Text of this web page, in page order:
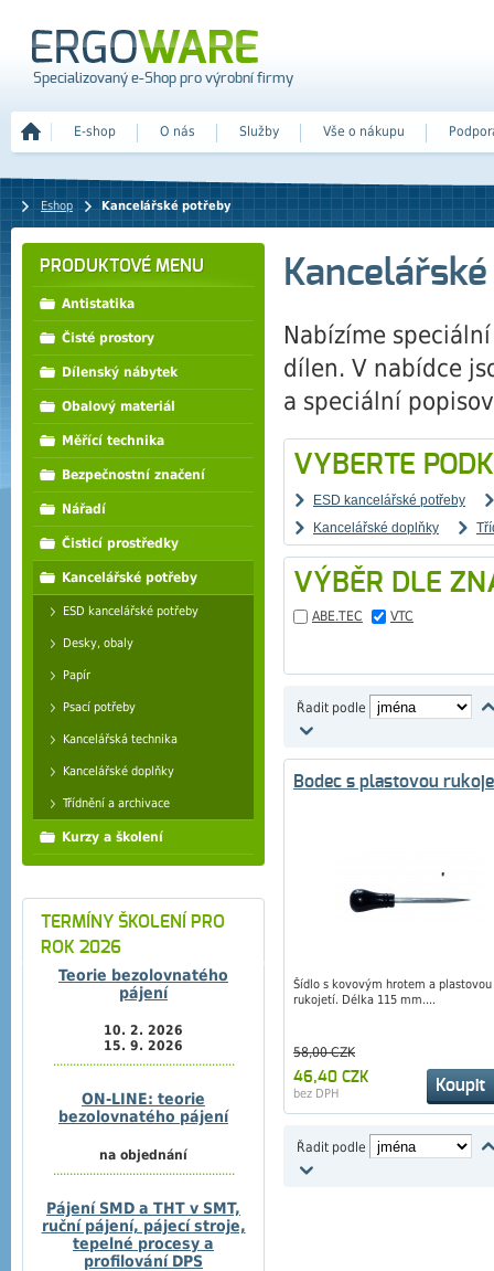
Specializovaný e-Shop pro výrobní firmy
E-shop O nás Služby Vše o nákupu
Eshop Kancelářské potřeby
Nabízíme
dílen. V nabídce
a speciální
VYBERTE
ESD kancelářské potřeby
Kancelářské doplňky
VÝBĚR DLE
ABE.TEC VTC
Řadit podle
Bodec s plastovou
Šídlo s kovovým hrotem a plastovou
rukojetí. Délka 115 mm....
Koupit
58,00 CZK
46,40 CZK
bez DPH
Řadit podle
PRODUKTOVÉ MENU
Antistatika
Čisté prostory
Dílenský nábytek
Obalový materiál
Měřící technika
Bezpečnostní značení
Nářadí
Čisticí prostředky
Kancelářské potřeby
ESD kancelářské potřeby
Desky, obaly
Papír
Psací potřeby
Kancelářská technika
Kancelářské doplňky
Třídnění a archivace
Kurzy a školení
TERMÍNY ŠKOLENÍ PRO
ROK 2026
Teorie bezolovnatého
pájení
10. 2. 2026
15. 9. 2026
.......................................................
ON-LINE: teorie
bezolovnatého pájení
na objednání
.......................................................
Pájení SMD a THT v SMT,
ruční pájení, pájecí stroje,
tepelné procesy a
profilování DPS